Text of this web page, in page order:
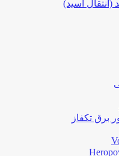
(انتقال اسید)
برق تکفاز